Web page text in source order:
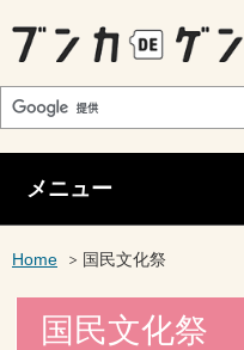
メニュー
Home 国民文化祭
国民文化祭